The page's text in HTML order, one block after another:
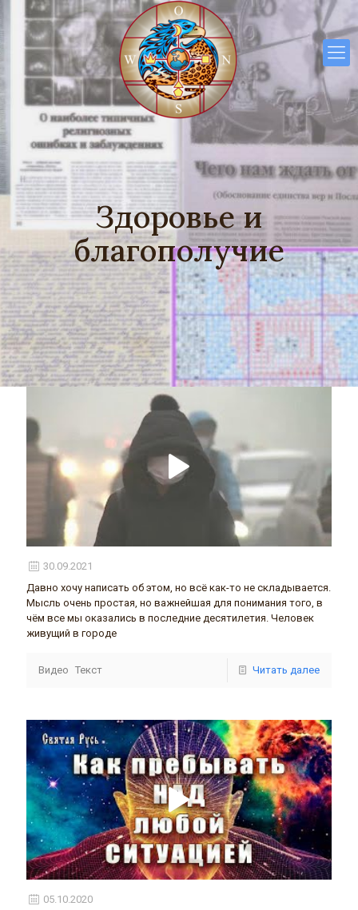
Здоровье и
благополучие
30.09.2021
Давно хочу написать об этом, но всё как-то не складывается.
Мысль очень простая, но важнейшая для понимания того, в
чём все мы оказались в последние десятилетия. Человек
живущий в городе
Видео Текст Читать далее
05.10.2020